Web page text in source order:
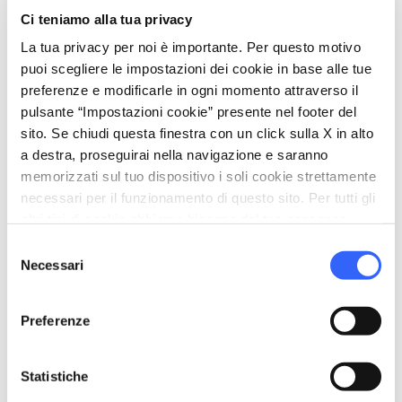
Ci teniamo alla tua privacy
La tua privacy per noi è importante. Per questo motivo
puoi scegliere le impostazioni dei cookie in base alle tue
preferenze e modificarle in ogni momento attraverso il
pulsante “Impostazioni cookie” presente nel footer del
sito. Se chiudi questa finestra con un click sulla X in alto
a destra, proseguirai nella navigazione e saranno
memorizzati sul tuo dispositivo i soli cookie strettamente
necessari per il funzionamento di questo sito. Per tutti gli
delNecessari
Preferenze
Statistiche
pets Animali ammessi (Pet friendly)